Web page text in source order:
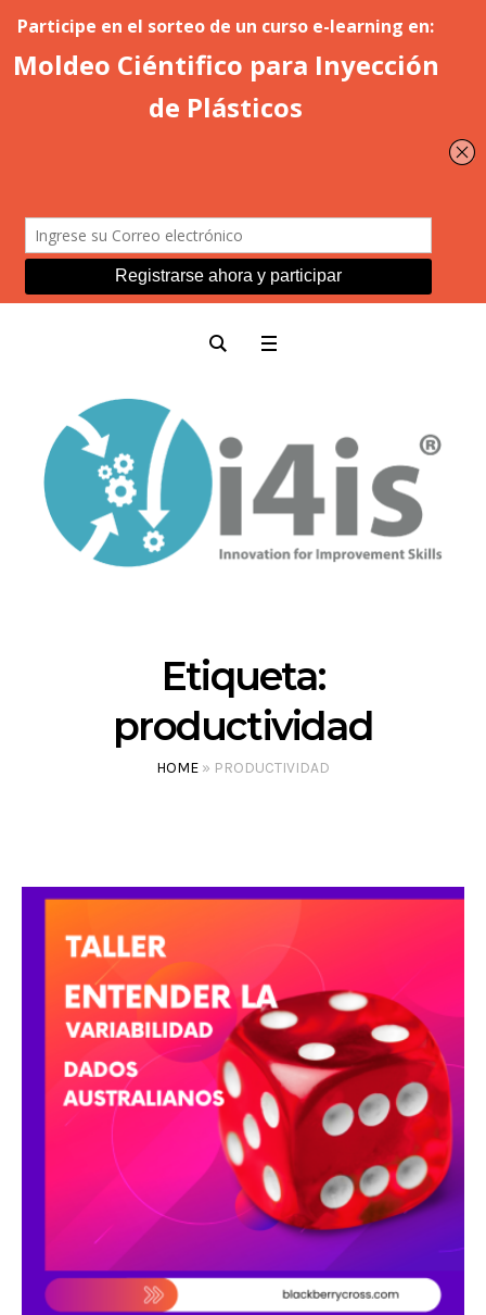
Etiqueta:
productividad
HOME » PRODUCTIVIDAD